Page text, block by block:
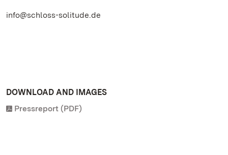
info@schloss-solitude.de
DOWNLOAD AND IMAGES
Pressreport (PDF)